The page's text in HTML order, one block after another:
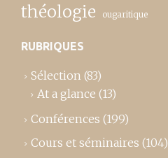
théologie ougaritique
RUBRIQUES
Sélection (83)
At a glance (13)
Conférences (199)
Cours et séminaires (104)